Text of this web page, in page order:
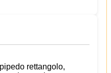
rettangolo,